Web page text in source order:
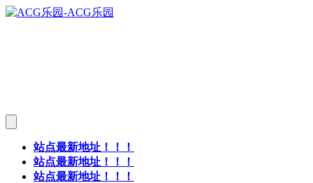
站点最新地址！！！
站点最新地址！！！
站点最新地址！！！